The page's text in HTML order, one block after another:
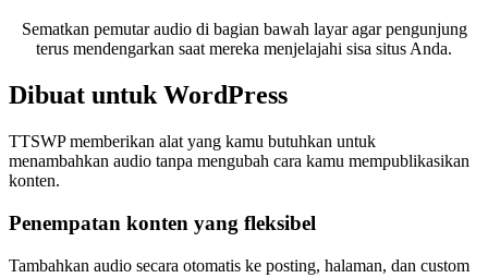
Sematkan pemutar audio di bagian bawah layar agar pengunjung
terus mendengarkan saat mereka menjelajahi sisa situs Anda.
Dibuat untuk WordPress
TTSWP memberikan alat yang kamu butuhkan untuk
menambahkan audio tanpa mengubah cara kamu mempublikasikan
konten.
Penempatan konten yang fleksibel
Tambahkan audio secara otomatis ke posting, halaman, dan custom